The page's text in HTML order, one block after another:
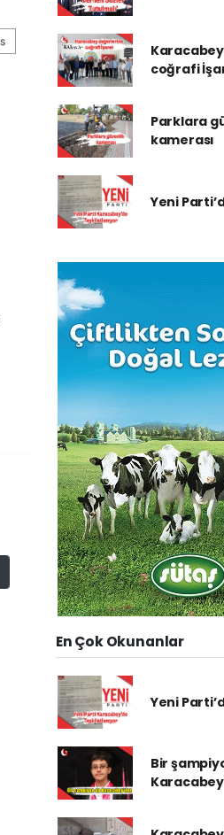
coğrafi
Parklara
kamerası
Yeni
En Çok Okunanlar
Yeni
Bir